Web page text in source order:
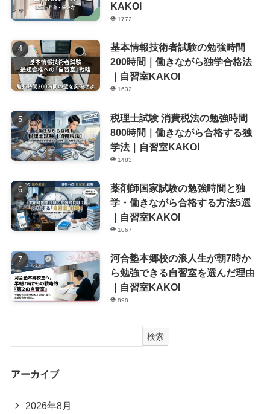
KAKOI
1772
基本情報技術者試験の勉強時間
200時間｜働きながら独学合格法
｜自習室KAKOI
1632
税理士試験 消費税法の勉強時間
800時間｜働きながら合格する独
学法｜自習室KAKOI
1483
薬剤師国家試験の勉強時間と独
学・働きながら合格する方法5選
｜自習室KAKOI
1067
河合塾本郷校の浪人生が朝7時か
ら勉強できる自習室を選んだ理由
｜自習室KAKOI
898
検索
アーカイブ
2026年8月